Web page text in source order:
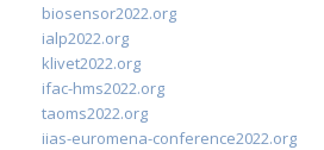
biosensor2022.org
ialp2022.org
klivet2022.org
ifac-hms2022.org
taoms2022.org
iias-euromena-conference2022.org